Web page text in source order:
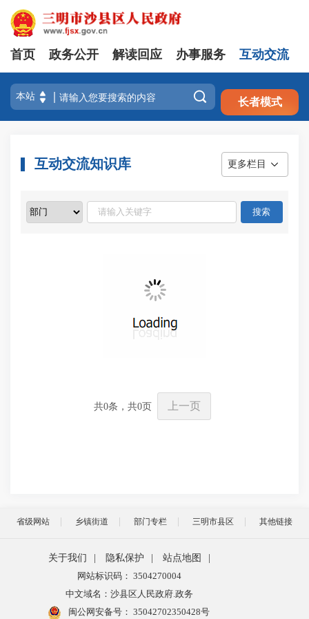
注册 登录
首页 政务公开 解读回应 办事服务 互动交流
 长者模式
互动交流知识库 更多栏目
共0条，共0页 上一页
省级网站 乡镇街道 部门专栏 三明市县区 其他链接
关于我们 隐私保护 站点地图
网站标识码： 3504270004
中文域名：沙县区人民政府.政务
闽公网安备号： 35042702350428号